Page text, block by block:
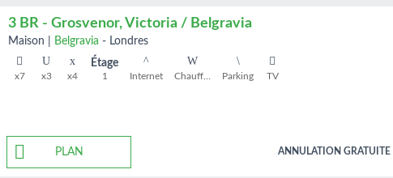
3 BR - Grosvenor, Victoria / Belgravia
maison Belgravia - Londres
x7 x3 x4
Étage
1 Internet Parking TV
PLAN ANNULATION GRATUITE